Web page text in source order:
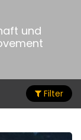
und
Filter